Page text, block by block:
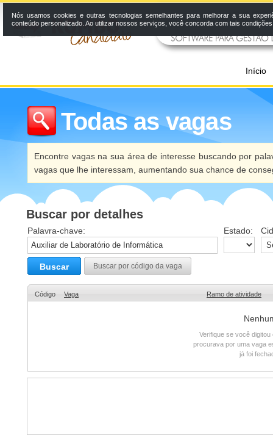
Início
Todas as vagas
Encontre vagas na sua área de interesse buscando por
vagas que lhe interessam, aumentando sua chance de
Buscar por detalhes
Palavra-chave: Estado:
Buscar Buscar por código da vaga
Código Vaga Ramo de atividade
Verifique se você
procurava por uma vaga
já foi
Nós usamos cookies e outras tecnologias semelhantes para melhorar a sua
conteúdo personalizado. Ao utilizar nossos serviços, você concorda com tais